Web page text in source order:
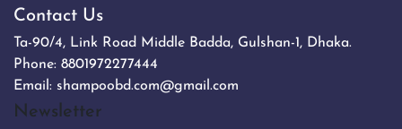
Contact Us
Ta-90/4, Link Road Middle Badda, Gulshan-1, Dhaka.
Phone: 8801972277444
Email: shampoobd.com@gmail.com
Newsletter